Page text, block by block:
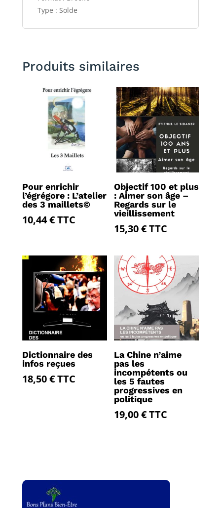
Type : Solde
Produits similaires
Pour enrichir
l’égrégore : L’atelier
des 3 maillets©
10,44€TTC
Objectif 100 et plus
: Aimer son âge –
Regards sur le
vieillissement
15,30€TTC
Dictionnaire des
infos reçues
18,50€TTC
La Chine n’aime
pas les
incompétents ou
les 5 fautes
progressives en
politique
19,00€TTC